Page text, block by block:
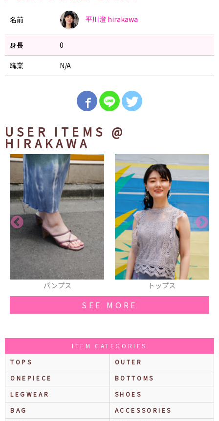
名前 平川澄 hirakawa
身長 0
職業 N/A
USER ITEMS @
HIRAKAWA
パンプス トップス
SEE MORE
ITEM CATEGORIES
TOPS
OUTER
ONEPIECE
BOTTOMS
LEGWEAR
SHOES
BAG
ACCESSORIES